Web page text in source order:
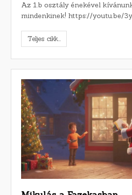
Az 1.b osztály énekével
mindenkinek! https://youtu.be/
Teljes cikk...